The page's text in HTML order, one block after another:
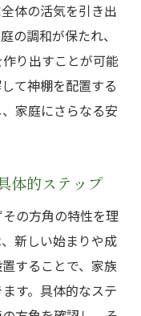
体の活気を引き出
の調和が保たれ、
り出すことが可能
て神棚を配置する
家庭にさらなる安
体的ステップ
の方角の特性を理
新しい始まりや成
することで、家族
す。具体的なステ